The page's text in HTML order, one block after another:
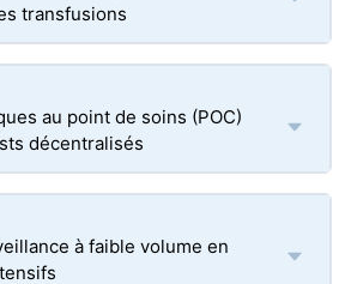
transfusions
au point de soins (POC)
décentralisés
à faible volume en